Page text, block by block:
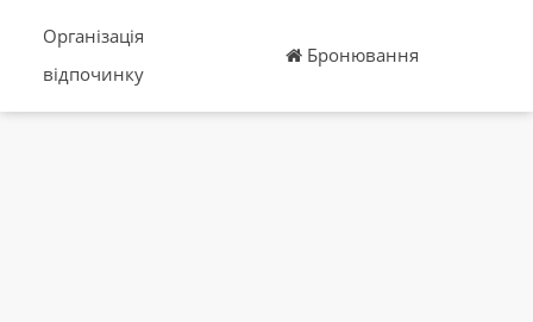
Організація
відпочинку
Бронювання